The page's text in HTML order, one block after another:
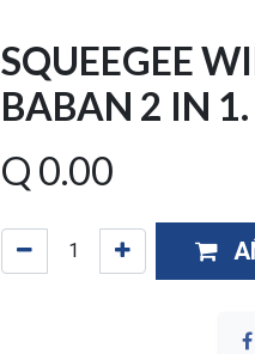
SQUEEGEE
BABAN 2 IN 1.
Q 0.00